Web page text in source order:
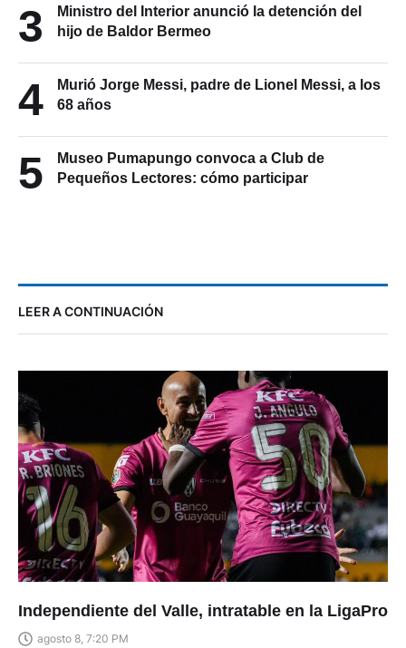
3
Ministro del Interior anunció la detención del
hijo de Baldor Bermeo
4
Murió Jorge Messi, padre de Lionel Messi, a los
68 años
5
Museo Pumapungo convoca a Club de
Pequeños Lectores: cómo participar
LEER A CONTINUACIÓN
Independiente del Valle, intratable en la LigaPro
agosto 8, 7:20 PM